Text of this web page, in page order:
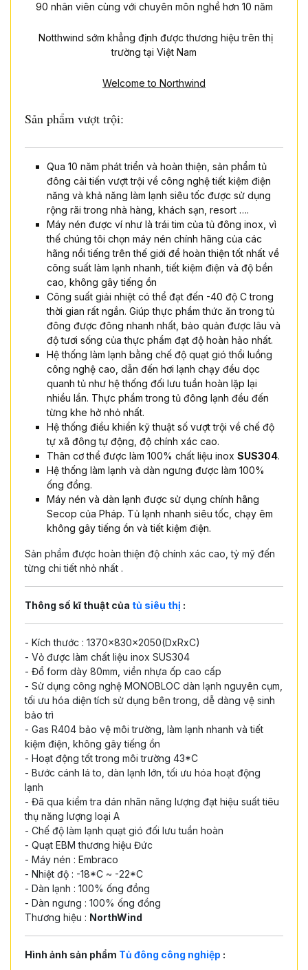
90 nhân viên cùng với chuyên môn nghề hơn 10 năm
Notthwind sớm khẳng định được thương hiệu trên thị
trường tại Việt Nam
Welcome to Northwind
Sản phẩm vượt trội:
Qua 10 năm phát triển và hoàn thiện, sản phẩm tủ
đông cải tiến vượt trội về công nghệ tiết kiệm điện
năng và khả năng làm lạnh siêu tốc được sử dụng
rộng rãi trong nhà hàng, khách sạn, resort ….
Máy nén được ví như là trái tim của tủ đông inox, vì
thế chúng tôi chọn máy nén chính hãng của các
hãng nổi tiếng trên thế giới để hoàn thiện tốt nhất về
công suất làm lạnh nhanh, tiết kiệm điện và độ bền
cao, không gây tiếng ồn
Công suất giải nhiệt có thể đạt đến -40 độ C trong
thời gian rất ngắn. Giúp thực phẩm thức ăn trong tủ
đông được đông nhanh nhất, bảo quản được lâu và
độ tươi sống của thực phẩm đạt độ hoàn hảo nhất.
Hệ thống làm lạnh bằng chế độ quạt gió thổi luồng
công nghệ cao, dẫn đến hơi lạnh chạy đều dọc
quanh tủ như hệ thống đối lưu tuần hoàn lặp lại
nhiều lần. Thực phẩm trong tủ đông lạnh đều đến
từng khe hở nhỏ nhất.
Hệ thống điều khiển kỹ thuật số vượt trội về chế độ
tự xã đông tự động, độ chính xác cao.
Thân cơ thể được làm 100% chất liệu inox SUS304.
Hệ thống làm lạnh và dàn ngưng được làm 100%
ống đồng.
Máy nén và dàn lạnh được sử dụng chính hãng
Secop của Pháp. Tủ lạnh nhanh siêu tốc, chạy êm
không gây tiếng ồn và tiết kiệm điện.
Sản phẩm được hoàn thiện độ chính xác cao, tỷ mỹ đến
từng chi tiết nhỏ nhất .
Thông số kĩ thuật của tủ siêu thị :
- Kích thước : 1370x830x2050(DxRxC)
- Vỏ được làm chất liệu inox SUS304
- Đổ form dày 80mm, viền nhựa ốp cao cấp
- Sử dụng công nghệ MONOBLOC dàn lạnh nguyên cụm,
tối ưu hóa diện tích sử dụng bên trong, dễ dàng vệ sinh
bảo trì
- Gas R404 bảo vệ môi trường, làm lạnh nhanh và tiết
kiệm điện, không gây tiếng ồn
- Hoạt động tốt trong môi trường 43*C
- Bước cánh lá to, dàn lạnh lớn, tối ưu hóa hoạt động
lạnh
- Đã qua kiểm tra dán nhãn năng lượng đạt hiệu suất tiêu
thụ năng lượng loại A
- Chế độ làm lạnh quạt gió đối lưu tuần hoàn
- Quạt EBM thương hiệu Đức
- Máy nén : Embraco
- Nhiệt độ : -18*C ~ -22*C
- Dàn lạnh : 100% ống đồng
- Dàn ngưng : 100% ống đồng
Thương hiệu : NorthWind
Hình ảnh sản phẩm Tủ đông công nghiệp :